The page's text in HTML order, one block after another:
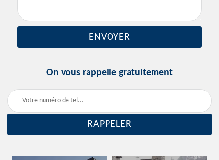
On vous rappelle gratuitement